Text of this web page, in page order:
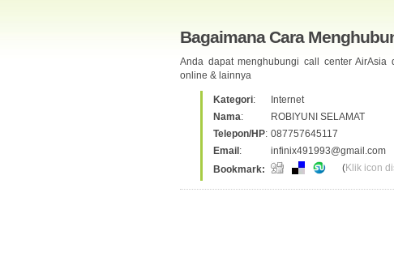
Bagaimana Cara
Anda dapat menghubungi call center AirAsia
online & lainnya
Kategori:
Internet
Nama:
ROBIYUNI SELAMAT
Telepon/HP: 087757645117
Email :
infinix491993@gmail.com
Bookmark:
(Klik icon